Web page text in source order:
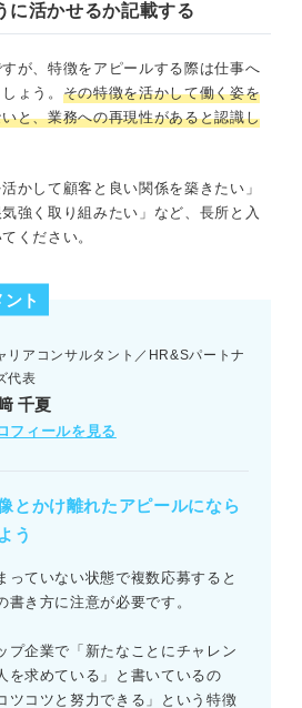
活かせるか記載する
が、特徴をアピールする際は仕事へ
ょう。 その特徴を活かして働く姿を
と、業務への再現性があると認識し
かして顧客と良い関係を築きたい」
強く取り組みたい」など、長所と入
ください。
ト
リアコンサルタント／HR&Sパートナ
代表
千夏
フィールを見る
とかけ離れたアピールになら
う
っていない状態で複数応募すると
書き方に注意が必要です。
プ企業で「新たなことにチャレン
を求めている」と書いているの
ツコツと努力できる」という特徴